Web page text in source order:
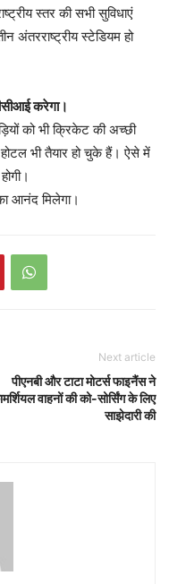
स्तर की सभी सुविधाएं
अंतरराष्ट्रीय स्टेडियम हो
करेगा।
को भी क्रिकेट की अच्छी
होटल भी तैयार हो चुके हैं। ऐसे में
आनंद मिलेगा।
Next article
पीएनबी और टाटा मोटर्स फाइनैंस ने
वाहनों की को-सोर्सिंग के लिए
साझेदारी की